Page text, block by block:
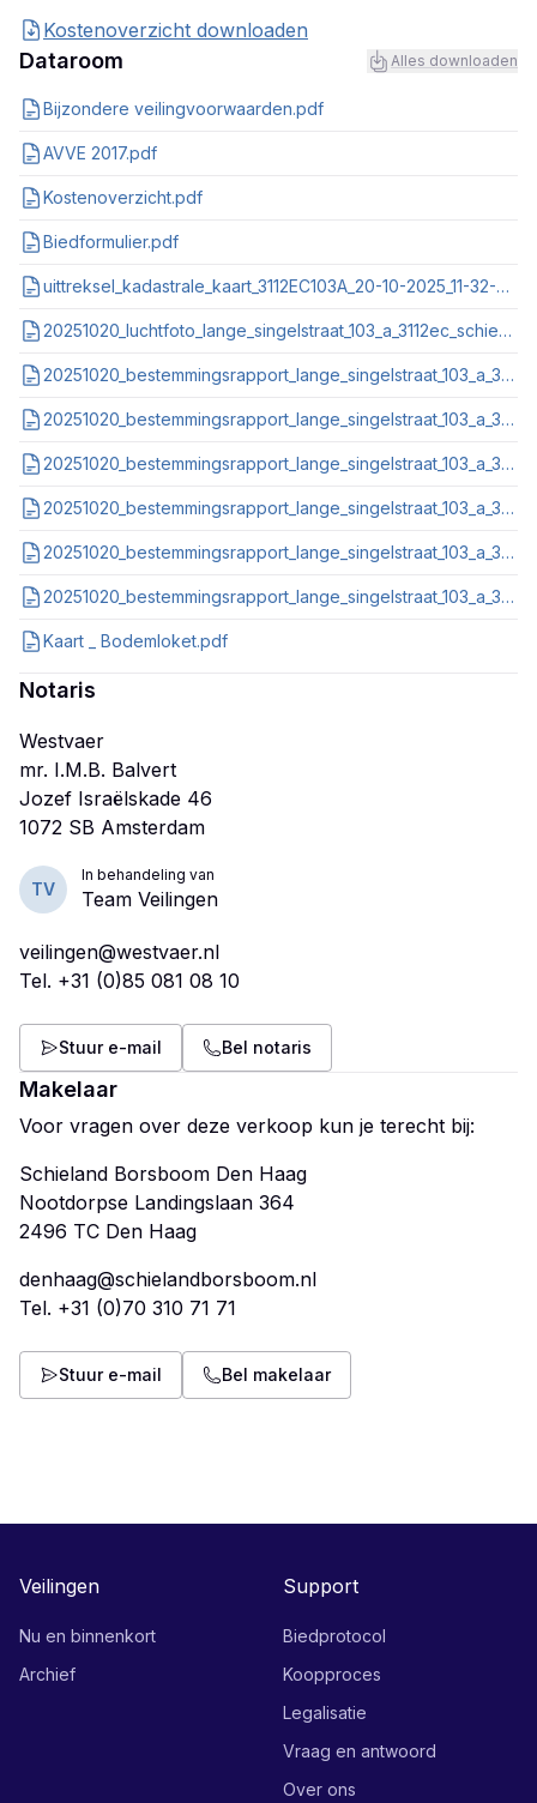
Kostenoverzicht downloaden
Dataroom Alles downloaden
Bijzondere veilingvoorwaarden.pdf
AVVE 2017.pdf
Kostenoverzicht.pdf
Biedformulier.pdf
uittreksel_kadastrale_kaart_3112EC103A_20-10-2025_11-32-57.pdf
20251020_luchtfoto_lange_singelstraat_103_a_3112ec_schiedam.pdf
20251020_bestemmingsrapport_lange_singelstraat_103_a_3112ec_schiedam_nl_imro_0606_bp0044_0002.pdf
20251020_bestemmingsrapport_lange_singelstraat_103_a_3112ec_schiedam_nl_imro_0606_bp0033_0002.pdf
20251020_bestemmingsrapport_lange_singelstraat_103_a_3112ec_schiedam_nl_imro_0606_bp0004_0002.pdf
20251020_bestemmingsrapport_lange_singelstraat_103_a_3112ec_schiedam_nl_imro_0606_bp00107_0002.pdf
20251020_bestemmingsrapport_lange_singelstraat_103_a_3112ec_schiedam_nl_imro_0606_bp00107_0001.pdf
20251020_bestemmingsrapport_lange_singelstraat_103_a_3112ec_schiedam_nl_imro_0606_bp00100_0002.pdf
Kaart _ Bodemloket.pdf
Notaris
Westvaer
mr. I.M.B. Balvert
Jozef Israëlskade 46
TV
In behandeling van
Team Veilingen
veilingen@westvaer.nl
Tel. +31 (0)85 081 08 10
Stuur e-mail Bel notaris
Makelaar
Voor vragen over deze verkoop kun je terecht bij:
Schieland Borsboom Den Haag
Nootdorpse Landingslaan 364
denhaag@schielandborsboom.nl
Tel. +31 (0)70 310 71 71
Stuur e-mail Bel makelaar
Veilingen
Nu en binnenkort
Archief
Support
Biedprotocol
Koopproces
Legalisatie
Vraag en antwoord
Over ons